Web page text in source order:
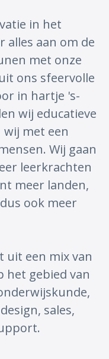
in het
alles aan om de
met onze
ons sfeervolle
in hartje 's-
wij educatieve
met een
Wij gaan
leerkrachten
meer landen,
ook meer
uit een mix van
het gebied van
sales,